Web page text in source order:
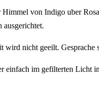
Himmel von Indigo uber
nicht geeilt. Gesprache
einfach im gefilterten Licht